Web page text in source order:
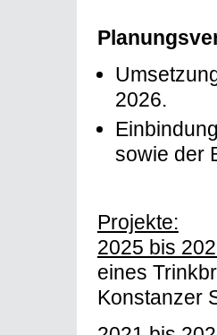
2026.
Projekte:
2025 bis
eines
Konstanzer